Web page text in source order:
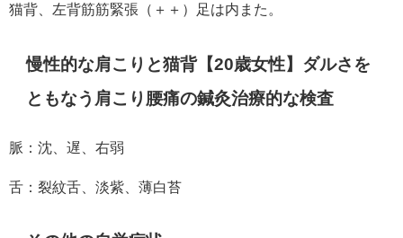
猫背、左背筋筋緊張（＋＋）足は内また。
慢性的な肩こりと猫背【20歳女性】ダルさを
ともなう肩こり腰痛の鍼灸治療的な検査
脈：沈、遅、右弱
舌：裂紋舌、淡紫、薄白苔